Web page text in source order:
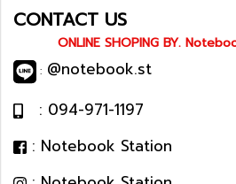
CONTACT US
ONLINE SHOPING BY.
: @notebook.st
: 094-971-1197
: Notebook Station